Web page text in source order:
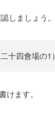
しましょう。
十四會場の1）
ます。